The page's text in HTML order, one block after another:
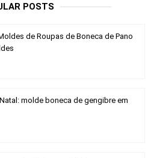
POSTS
de Roupas de Boneca de Pano
molde boneca de gengibre em